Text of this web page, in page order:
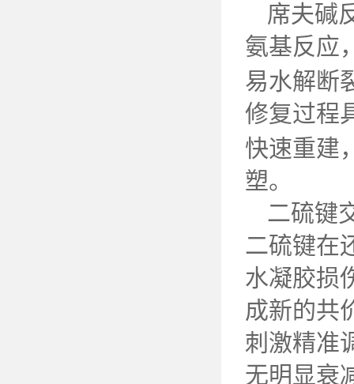
席夫碱
氨基反应
易水解断
修复过程
快速重建
塑。
二硫键
二硫键在
水凝胶损
成新的共
刺激精准
无明显衰